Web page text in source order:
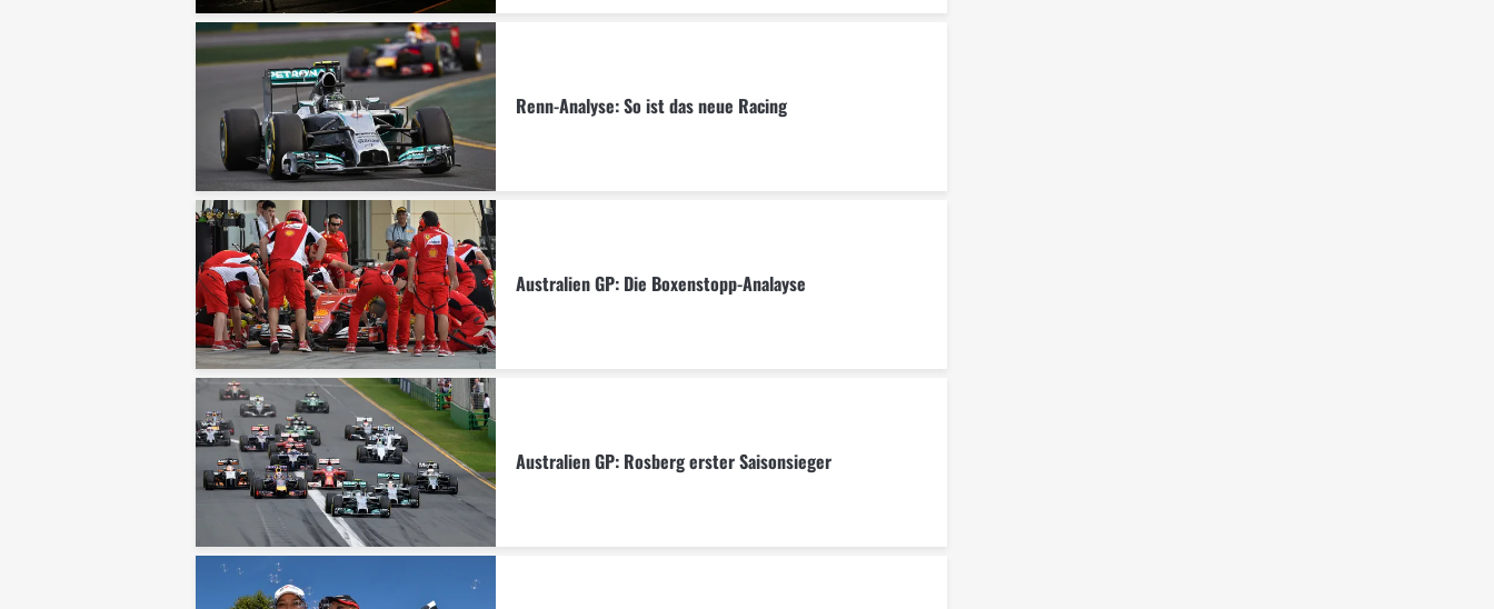
Renn-Analyse: So ist das neue Racing
Australien GP: Die Boxenstopp-Analayse
Australien GP: Rosberg erster Saisonsieger